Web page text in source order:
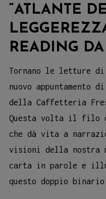
“ATLANTE
READING
Tornano le letture di
nuovo appuntamento
della Caffetteria
Questa volta il filo
che dà vita a
visioni della nostra
carta in parole e
questo doppio